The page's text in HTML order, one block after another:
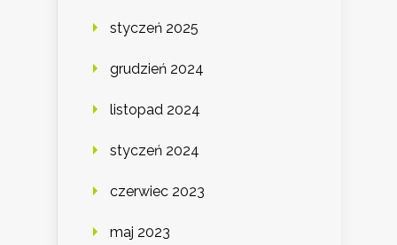
styczeń 2025
grudzień 2024
listopad 2024
styczeń 2024
czerwiec 2023
maj 2023